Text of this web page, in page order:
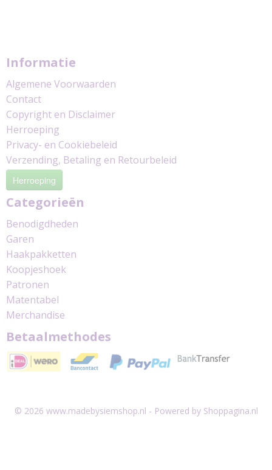
Informatie
Algemene Voorwaarden
Contact
Copyright en Disclaimer
Herroeping
Privacy- en Cookiebeleid
Verzending, Betaling en Retourbeleid
Herroeping
Categorieën
Benodigdheden
Garen
Haakpakketten
Koopjeshoek
Patronen
Matentabel
Merchandise
Betaalmethodes
© 2026 www.madebysiemshop.nl - Powered by Shoppagina.nl